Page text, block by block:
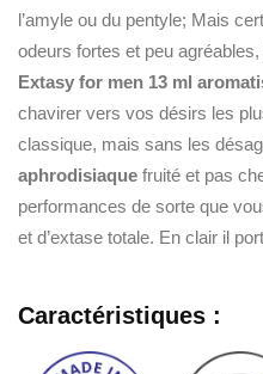
l’amyle ou du pentyle; Mais
odeurs fortes et peu agréables,
Extasy for men 13 ml
chavirer vers vos désirs les
classique, mais sans les
aphrodisiaque fruité et pas
performances de sorte que
et d’extase totale. En clair il
Caractéristiques :